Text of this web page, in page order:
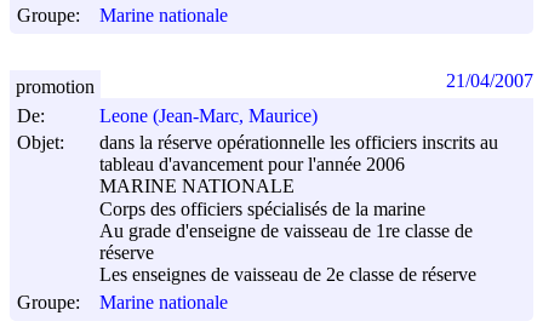
Groupe:
Marine nationale
De:
Leone (Jean-Marc, Maurice)
Objet:
dans la réserve opérationnelle les officiers inscrits au
tableau d'avancement pour l'année 2006
MARINE NATIONALE
Corps des officiers spécialisés de la marine
Au grade d'enseigne de vaisseau de 1re classe de
réserve
Les enseignes de vaisseau de 2e classe de réserve
Groupe:
Marine nationale
promotion 21/04/2007